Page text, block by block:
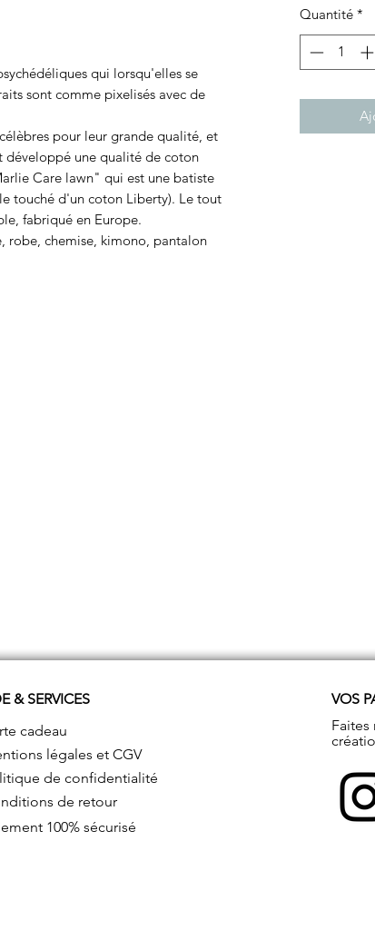
qui lorsqu'elles se
sont comme pixelisés avec de
pour leur grande qualité, et
une qualité de coton
Care lawn" qui est une batiste
touché d'un coton Liberty). Le tout
fabriqué en Europe.
robe, chemise, kimono, pantalon
pour
Centimètres
Quantité *
& SERVICES
cadeau
légales et CGV
de confidentialité
de retour
100% sécurisé
VOS
Faites